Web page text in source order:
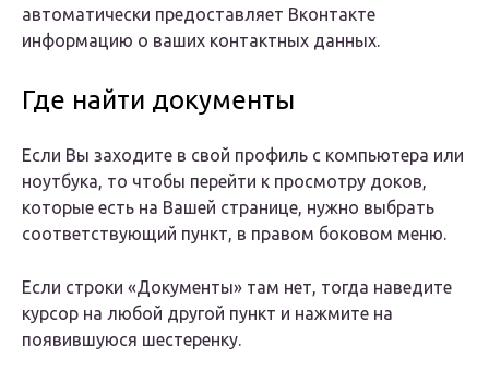
автоматически предоставляет Вконтакте
информацию о ваших контактных данных.
Где найти документы
Если Вы заходите в свой профиль с компьютера или
ноутбука, то чтобы перейти к просмотру доков,
которые есть на Вашей странице, нужно выбрать
соответствующий пункт, в правом боковом меню.
Если строки «Документы» там нет, тогда наведите
курсор на любой другой пункт и нажмите на
появившуюся шестеренку.